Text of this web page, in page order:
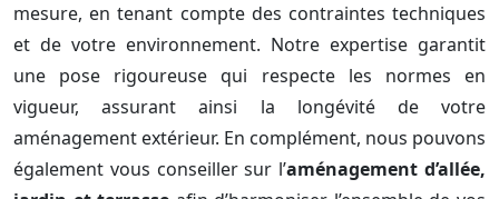
mesure, en tenant compte des contraintes techniques
et de votre environnement. Notre expertise garantit
une pose rigoureuse qui respecte les normes en
vigueur, assurant ainsi la longévité de votre
aménagement extérieur. En complément, nous pouvons
également vous conseiller sur l’aménagement d’allée,